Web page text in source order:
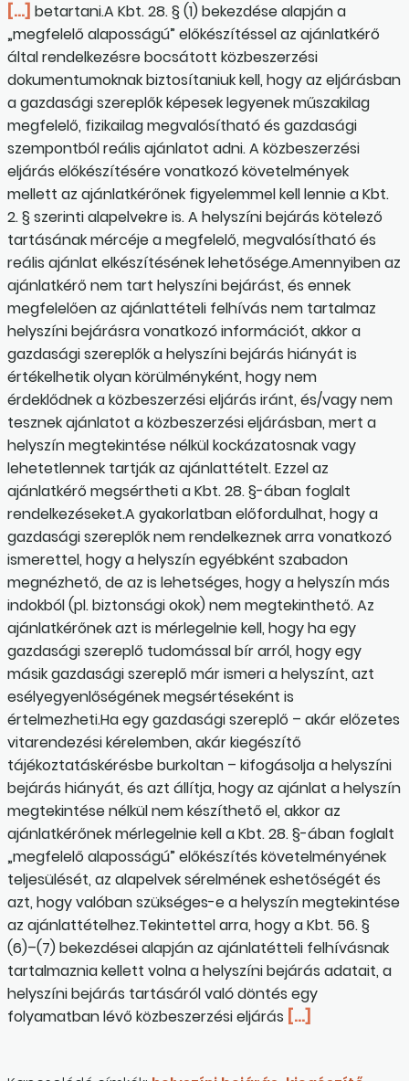
[…] betartani.A Kbt. 28. § (1) bekezdése alapján a
„megfelelő alaposságú” előkészítéssel az ajánlatkérő
által rendelkezésre bocsátott közbeszerzési
dokumentumoknak biztosítaniuk kell, hogy az eljárásban
a gazdasági szereplők képesek legyenek műszakilag
megfelelő, fizikailag megvalósítható és gazdasági
szempontból reális ajánlatot adni. A közbeszerzési
eljárás előkészítésére vonatkozó követelmények
mellett az ajánlatkérőnek figyelemmel kell lennie a Kbt.
2. § szerinti alapelvekre is. A helyszíni bejárás kötelező
tartásának mércéje a megfelelő, megvalósítható és
reális ajánlat elkészítésének lehetősége.Amennyiben az
ajánlatkérő nem tart helyszíni bejárást, és ennek
megfelelően az ajánlattételi felhívás nem tartalmaz
helyszíni bejárásra vonatkozó információt, akkor a
gazdasági szereplők a helyszíni bejárás hiányát is
értékelhetik olyan körülményként, hogy nem
érdeklődnek a közbeszerzési eljárás iránt, és/vagy nem
tesznek ajánlatot a közbeszerzési eljárásban, mert a
helyszín megtekintése nélkül kockázatosnak vagy
lehetetlennek tartják az ajánlattételt. Ezzel az
ajánlatkérő megsértheti a Kbt. 28. §-ában foglalt
rendelkezéseket.A gyakorlatban előfordulhat, hogy a
gazdasági szereplők nem rendelkeznek arra vonatkozó
ismerettel, hogy a helyszín egyébként szabadon
megnézhető, de az is lehetséges, hogy a helyszín más
indokból (pl. biztonsági okok) nem megtekinthető. Az
ajánlatkérőnek azt is mérlegelnie kell, hogy ha egy
gazdasági szereplő tudomással bír arról, hogy egy
másik gazdasági szereplő már ismeri a helyszínt, azt
esélyegyenlőségének megsértéseként is
értelmezheti.Ha egy gazdasági szereplő – akár előzetes
vitarendezési kérelemben, akár kiegészítő
tájékoztatáskérésbe burkoltan – kifogásolja a helyszíni
bejárás hiányát, és azt állítja, hogy az ajánlat a helyszín
megtekintése nélkül nem készíthető el, akkor az
ajánlatkérőnek mérlegelnie kell a Kbt. 28. §-ában foglalt
„megfelelő alaposságú” előkészítés követelményének
teljesülését, az alapelvek sérelmének eshetőségét és
azt, hogy valóban szükséges-e a helyszín megtekintése
az ajánlattételhez.Tekintettel arra, hogy a Kbt. 56. §
(6)–(7) bekezdései alapján az ajánlatétteli felhívásnak
tartalmaznia kellett volna a helyszíni bejárás adatait, a
helyszíni bejárás tartásáról való döntés egy
folyamatban lévő közbeszerzési eljárás […]